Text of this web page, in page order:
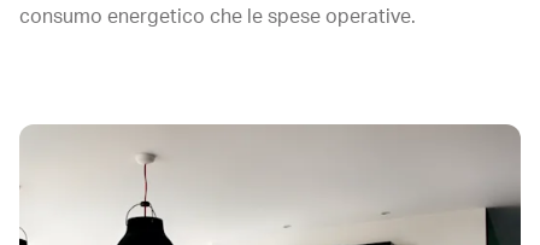
consumo energetico che le spese operative.